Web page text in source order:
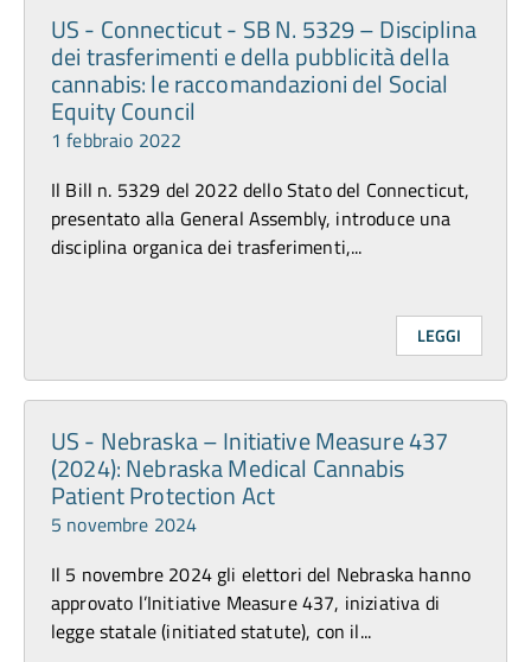
US - Connecticut - SB N. 5329 – Disciplina
dei trasferimenti e della pubblicità della
cannabis: le raccomandazioni del Social
Equity Council
1 febbraio 2022
Il Bill n. 5329 del 2022 dello Stato del Connecticut,
presentato alla General Assembly, introduce una
disciplina organica dei trasferimenti,...
LEGGI
US - Nebraska – Initiative Measure 437
(2024): Nebraska Medical Cannabis
Patient Protection Act
5 novembre 2024
Il 5 novembre 2024 gli elettori del Nebraska hanno
approvato l’Initiative Measure 437, iniziativa di
legge statale (initiated statute), con il...